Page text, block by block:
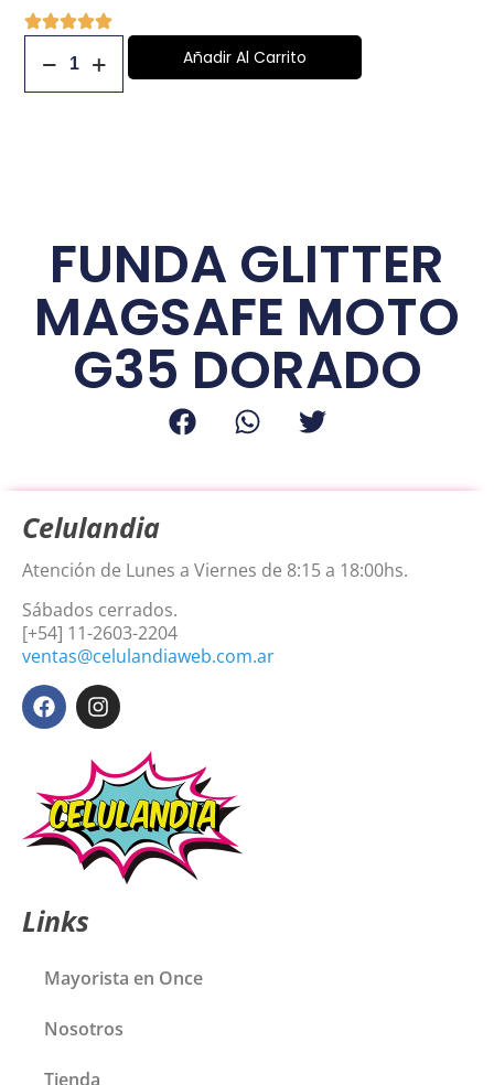
Añadir Al Carrito
FUNDA GLITTER
MAGSAFE MOTO
G35 DORADO
Celulandia
Atención de Lunes a Viernes de 8:15 a 18:00hs.
Sábados cerrados.
[+54] 11-2603-2204
ventas@celulandiaweb.com.ar
Links
Mayorista en Once
Nosotros
Tienda
de login.